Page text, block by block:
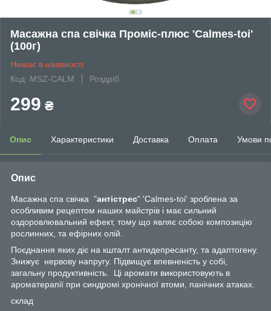
Масажна спа свічка Проміс-плюс 'Calmes-toi'
(100г)
Немає в наявності
Код: MSZ-CALM
Роздріб
299 ₴
Опис Характеристики Доставка Оплата Умови
Опис
Масажна спа свічка "антістрес" 'Calmes-toi' зроблена за
особливим рецептом наших майстрів і має сильний
оздоровлювальний ефект, тому що являє собою композицію
рослинних, та ефірних олій.
Поєднання яких діє на кшталт антидепресанту, та адаптогену.
Знижує нервову напругу. Підвищує впевненість у собі,
загальну продуктивність. Ці аромати використовують в
ароматерапії при синдромі хронічної втоми, панічних атаках.
склад